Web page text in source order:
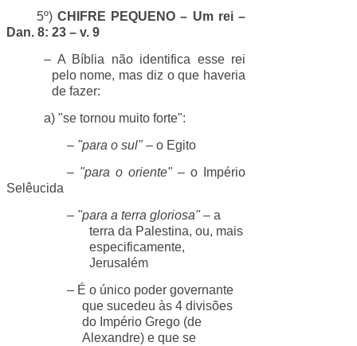
5º) CHIFRE PEQUENO – Um rei –
Dan. 8: 23 – v. 9
– A Bíblia não identifica esse rei
pelo nome, mas diz o que haveria
de fazer:
a) "se tornou muito forte":
– "para o sul"– o Egito
– "para o oriente"– o Império
Selêucida
– "para a terra gloriosa"– a
terra da Palestina, ou, mais
especificamente,
Jerusalém
– É o único poder governante
que sucedeu às 4 divisões
do Império Grego (de
Alexandre) e que se